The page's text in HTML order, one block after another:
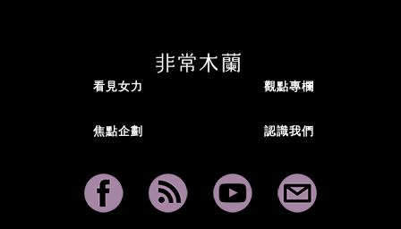
看見女力 觀點專欄
焦點企劃 認識我們